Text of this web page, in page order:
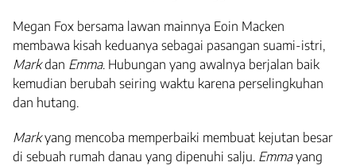
Megan Fox bersama lawan mainnya Eoin Macken
membawa kisah keduanya sebagai pasangan suami-istri,
Markdan Emma. Hubungan yang awalnya berjalan baik
kemudian berubah seiring waktu karena perselingkuhan
dan hutang.
Markyang mencoba memperbaiki membuat kejutan besar
di sebuah rumah danau yang dipenuhi salju. Emmayang